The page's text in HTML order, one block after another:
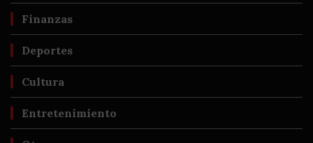
Finanzas
Deportes
Cultura
Entretenimiento